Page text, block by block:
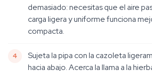
demasiado: necesitas que el aire
carga ligera y uniforme funciona
compacta.
Sujeta la pipa con la cazoleta
hacia abajo. Acerca la llama a la